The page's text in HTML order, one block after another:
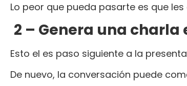
Lo peor que pueda pasarte es que
2 – Genera una charla
Esto el es paso siguiente a la
De nuevo, la conversación puede